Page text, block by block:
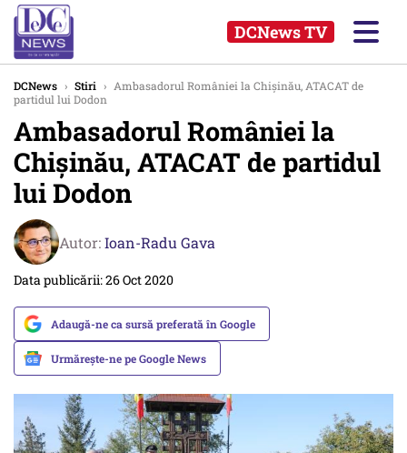
DCNews TV
DCNews › Stiri › Ambasadorul României la Chișinău, ATACAT de
partidul lui Dodon
Ambasadorul României la
Chișinău, ATACAT de partidul
lui Dodon
Autor:Ioan-Radu Gava
Data publicării: 26 Oct 2020
Adaugă-ne ca sursă preferată în Google
Urmărește-ne pe Google News